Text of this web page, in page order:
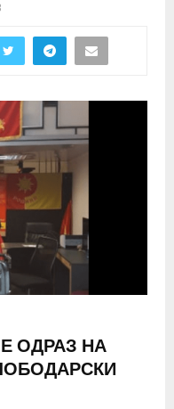
ОДРАЗ НА